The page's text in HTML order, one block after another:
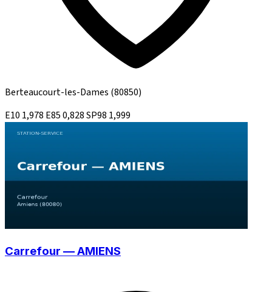
Berteaucourt-les-Dames (80850)
E10 1,978 E850,828SP98 1,999
Carrefour — AMIENS